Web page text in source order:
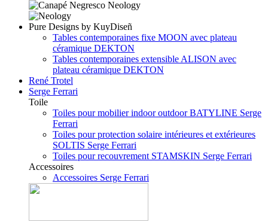
Pure Designs by KuyDiseñ
Tables contemporaines fixe MOON avec plateau
céramique DEKTON
Tables contemporaines extensible ALISON avec
plateau céramique DEKTON
René Trotel
Serge Ferrari
Toile
Toiles pour mobilier indoor outdoor BATYLINE Serge
Ferrari
Toiles pour protection solaire intérieures et extérieures
SOLTIS Serge Ferrari
Toiles pour recouvrement STAMSKIN Serge Ferrari
Accessoires
Accessoires Serge Ferrari